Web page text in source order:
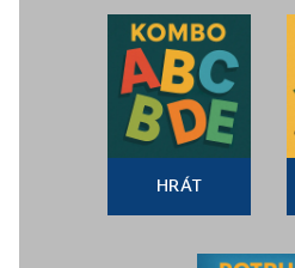
HRÁT